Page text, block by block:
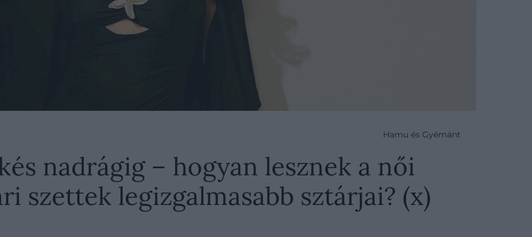
Hamu és Gyémánt
nadrágig – hogyan lesznek a női
szettek legizgalmasabb sztárjai? (x)